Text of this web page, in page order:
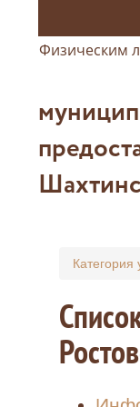
Физическим
Категория